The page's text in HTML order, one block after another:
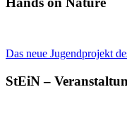
Das neue Jugendprojekt
StEiN –